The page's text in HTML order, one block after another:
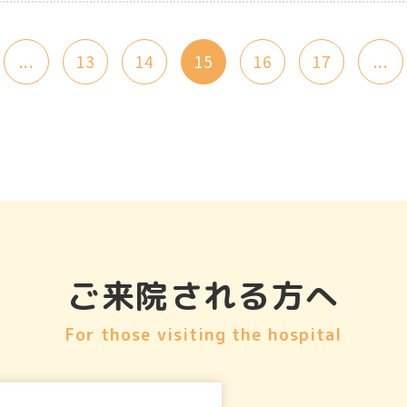
... 13 14 15 16 17 ...
ご来院される方へ
For those visiting the hospital